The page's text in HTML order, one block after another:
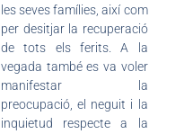
les seves famílies, així com
per desitjar la recuperació
de tots els ferits. A la
vegada també es va voler
manifestar la
preocupació, el neguit i la
inquietud respecte a la